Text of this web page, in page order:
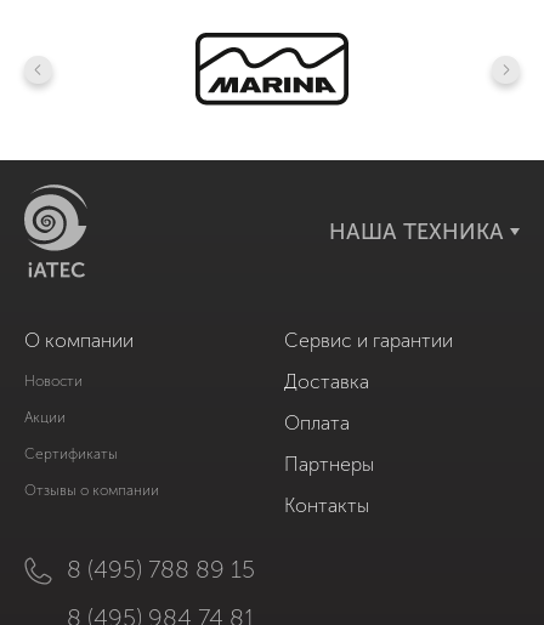
НАША ТЕХНИКА
О компании
Новости
Акции
Сертификаты
Отзывы о компании
Сервис и гарантии
Доставка
Оплата
Партнеры
Контакты
8 (495) 788 89 15
8 (495) 984 74 81